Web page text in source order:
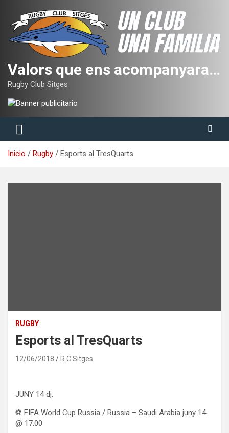
contenido
Valors que ens acompanyaran tota la vida
Rugby Club Sitges
Inicio Rugby Esports al TresQuarts
RUGBY
Esports al TresQuarts
12/06/2018 R.C.Sitges
JUNY 14 dj.
⚽ FIFA World Cup Russia / Russia – Saudi Arabia juny 14
@ 17:00